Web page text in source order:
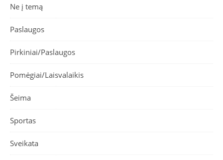
Ne į temą
Paslaugos
Pirkiniai/Paslaugos
Pomėgiai/Laisvalaikis
Šeima
Sportas
Sveikata